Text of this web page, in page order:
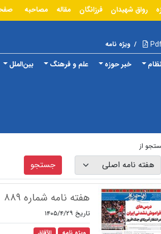
رواق شهیدان فرزانگان مقاله مصاحبه
/ ویژه نامه
خبر حوزه علم و فرهنگ بین‌الملل
از
جستجو
هفته نامه شماره ۸۸۹
تاریخ ۱۴۰۵/۴/۲۹